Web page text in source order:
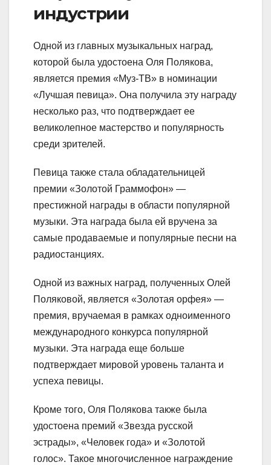
индустрии
Одной из главных музыкальных наград,
которой была удостоена Оля Полякова,
является премия «Муз-ТВ» в номинации
«Лучшая певица». Она получила эту награду
несколько раз, что подтверждает ее
великолепное мастерство и популярность
среди зрителей.
Певица также стала обладательницей
премии «Золотой Граммофон» —
престижной награды в области популярной
музыки. Эта награда была ей вручена за
самые продаваемые и популярные песни на
радиостанциях.
Одной из важных наград, полученных Олей
Поляковой, является «Золотая орфея» —
премия, вручаемая в рамках одноименного
международного конкурса популярной
музыки. Эта награда еще больше
подтверждает мировой уровень таланта и
успеха певицы.
Кроме того, Оля Полякова также была
удостоена премий «Звезда русской
эстрады», «Человек года» и «Золотой
голос». Такое многочисленное награждение